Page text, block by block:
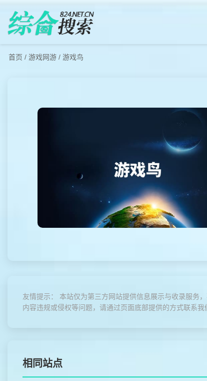
首页 / 游戏网游 / 游戏鸟
友情提示： 本站仅为第三方网站提供信息展示与收录服务
内容违规或侵权等问题，请通过页面底部提供的方式联系
相同站点